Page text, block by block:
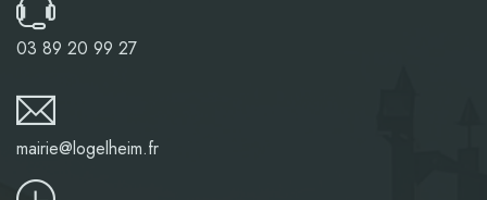
03 89 20 99 27
mairie@logelheim.fr